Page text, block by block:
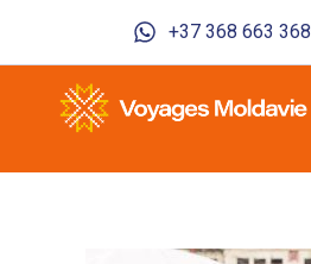
+37 368 663 368